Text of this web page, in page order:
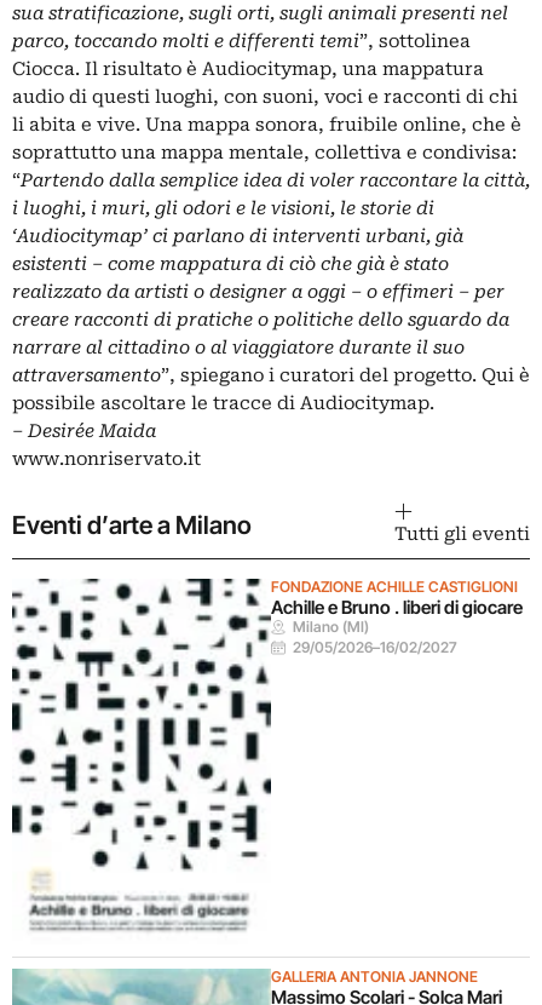
sua stratificazione, sugli orti, sugli animali presenti nel
parco, toccando molti e differenti temi”, sottolinea
Ciocca. Il risultato è Audiocitymap, una mappatura
audio di questi luoghi, con suoni, voci e racconti di chi
li abita e vive. Una mappa sonora, fruibile online, che è
soprattutto una mappa mentale, collettiva e condivisa:
“Partendo dalla semplice idea di voler raccontare la città,
i luoghi, i muri, gli odori e le visioni, le storie di
‘Audiocitymap’ ci parlano di interventi urbani, già
esistenti – come mappatura di ciò che già è stato
realizzato da artisti o designer a oggi – o effimeri – per
creare racconti di pratiche o politiche dello sguardo da
narrare al cittadino o al viaggiatore durante il suo
attraversamento”, spiegano i curatori del progetto. Qui è
possibile ascoltare le tracce di Audiocitymap.
– Desirée Maida
www.nonriservato.it
Eventi d’arte a Milano Tutti gli eventi
FONDAZIONE ACHILLE CASTIGLIONI
Achille e Bruno . liberi di giocare
Milano (MI)
29/05/2026–16/02/2027
GALLERIA ANTONIA JANNONE
Massimo Scolari - Solca Mari